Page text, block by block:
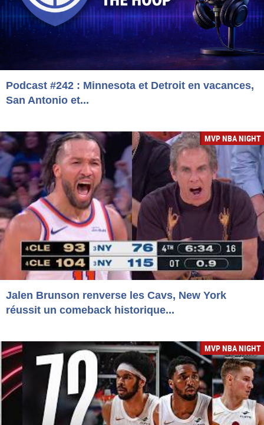
Podcast #242 : Minnesota et Detroit en vacances,
San Antonio et...
MVP NBA NIGHT
Jalen Brunson renverse les Cavs, New York
réussit un comeback historique...
MVP NBA NIGHT